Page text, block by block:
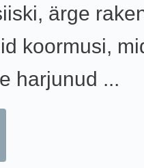
ärge
koormusi,
harjunud ...